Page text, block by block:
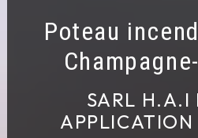
Poteau
SARL H.A.I
APPLICATION